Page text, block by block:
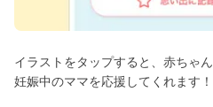
イラストをタップすると、赤ちゃ
妊娠中のママを応援してくれます！